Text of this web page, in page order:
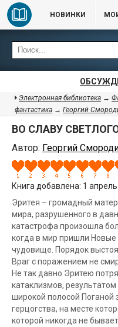
НОВИНКИ
Электронная библиотека →
фантастика → Георгий
ВО СЛАВУ
Автор: Георгий
Книга добавлена: 1
Эритея – громадный
мира, разрушенного в
катастрофа произошла
когда в мир пришли Новые
чудовище. Порядок
Враг с поражением не
Не так давно Эритею
катаклизмов,
широкой полосой Поганой
герцогства, на месте
которой никогда не бывает